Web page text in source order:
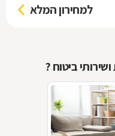
למחירון המלא
ביטוח ?